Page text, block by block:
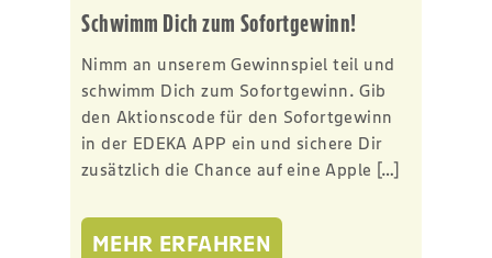
Schwimm Dich zum Sofortgewinn!
Nimm an unserem Gewinnspiel teil und
schwimm Dich zum Sofortgewinn. Gib
den Aktionscode für den Sofortgewinn
in der EDEKA APP ein und sichere Dir
zusätzlich die Chance auf eine Apple […]
MEHR ERFAHREN